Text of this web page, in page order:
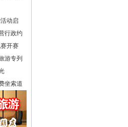
动启
行政约
开赛
游专列
坐索道